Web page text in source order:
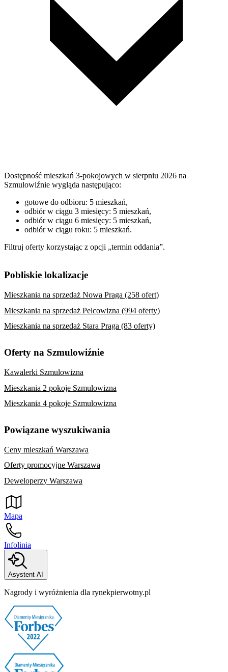
Dostępność mieszkań 3-pokojowych w sierpniu 2026 na
Szmulowiźnie wygląda następująco:
gotowe do odbioru: 5 mieszkań,
odbiór w ciągu 3 miesięcy: 5 mieszkań,
odbiór w ciągu 6 miesięcy: 5 mieszkań,
odbiór w ciągu roku: 5 mieszkań.
Filtruj oferty korzystając z opcji „termin oddania”.
Pobliskie lokalizacje
Mieszkania na sprzedaż Nowa Praga (258 ofert)
Mieszkania na sprzedaż Pelcowizna (994 oferty)
Mieszkania na sprzedaż Stara Praga (83 oferty)
Oferty na Szmulowiźnie
Kawalerki Szmulowizna
Mieszkania 2 pokoje Szmulowizna
Mieszkania 4 pokoje Szmulowizna
Powiązane wyszukiwania
Ceny mieszkań Warszawa
Oferty promocyjne Warszawa
Deweloperzy Warszawa
Mapa
Infolinia
Asystent AI
Nagrody i wyróżnienia dla rynekpierwotny.pl